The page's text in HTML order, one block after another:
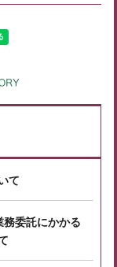
て
委託にかかる